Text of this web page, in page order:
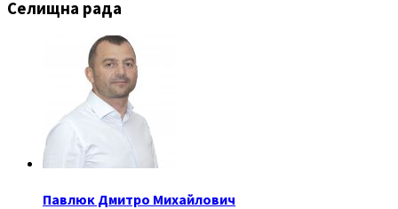
Селищна рада
Павлюк Дмитро Михайлович